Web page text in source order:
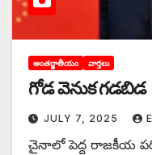
అంతర్జాతీయం వార్తలు
‌గోడ వెనుక గడబిడ
JULY 7, 2025
చైనాలో పెద్ద రాజకీయ